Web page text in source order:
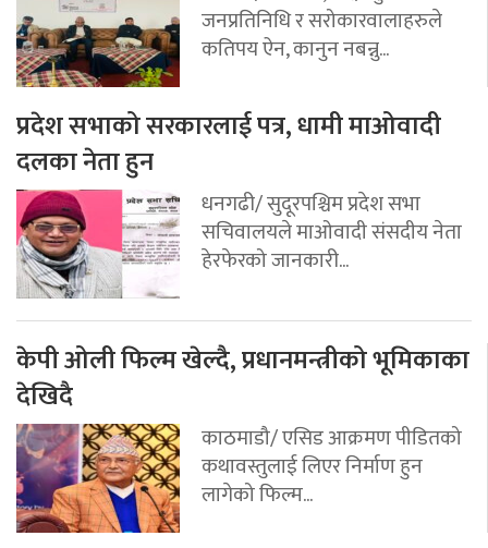
जनप्रतिनिधि र सरोकारवालाहरुले
कतिपय ऐन, कानुन नबन्नु...
प्रदेश सभाको सरकारलाई पत्र, धामी माओवादी
दलका नेता हुन
धनगढी/ सुदूरपश्चिम प्रदेश सभा
सचिवालयले माओवादी संसदीय नेता
हेरफेरको जानकारी...
केपी ओली फिल्म खेल्दै, प्रधानमन्त्रीको भूमिकाका
देखिदै
काठमाडौ/ एसिड आक्रमण पीडितको
कथावस्तुलाई लिएर निर्माण हुन
लागेको फिल्म...